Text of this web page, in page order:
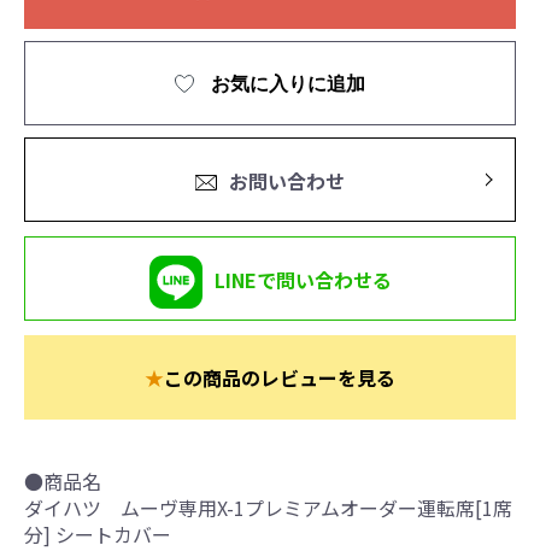
お気に入りに追加
お問い合わせ
LINEで問い合わせる
★この商品のレビューを見る
●商品名
ダイハツ ムーヴ専用X-1プレミアムオーダー運転席[1席
分] シートカバー